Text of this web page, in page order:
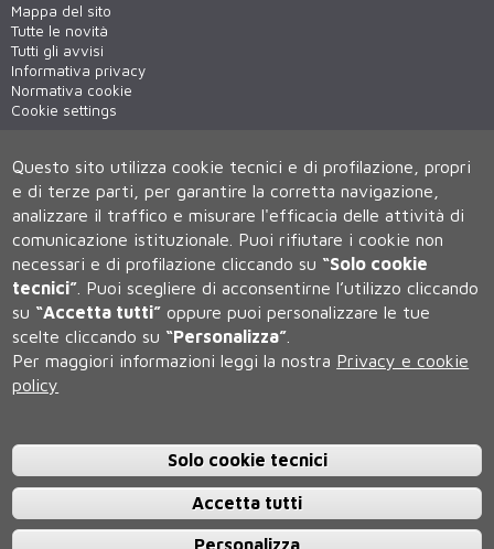
Mappa del sito
Tutte le novità
Tutti gli avvisi
Informativa privacy
Normativa cookie
Cookie settings
WiFi - unisiWireless
Università degli Studi di Siena
Rettorato, via Banchi di Sotto 55, 53100 Siena ITALIA
P.IVA 00273530527 | C.F. 80002070524 | Caselle Pec:
0577 235555 (dal lunedì al venerdì dalle 9.30 alle 10.30)
Questo sito utilizza cookie tecnici e di profilazione, propri
e di terze parti, per garantire la corretta navigazione,
analizzare il traffico e misurare l'efficacia delle attività di
comunicazione istituzionale. Puoi rifiutare i cookie non
necessari e di profilazione cliccando su “Solo cookie
tecnici” Puoi scegliere di acconsentirne l’utilizzo cliccando
su “Accetta tutti” oppure puoi personalizzare le tue
scelte cliccando su “Personalizza”
Per maggiori informazioni leggi la nostra Privacy e cookie
policy
Solo cookie tecnici
Accetta tutti
Personalizza